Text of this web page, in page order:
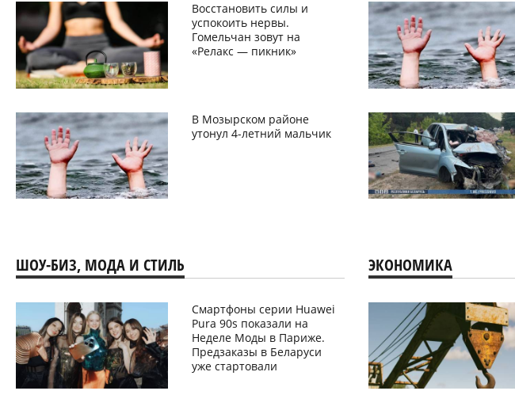
Восстановить силы и
успокоить нервы.
Гомельчан зовут на
«Релакс — пикник»
В Мозырском районе
утонул 4-летний мальчик
ШОУ-БИЗ, МОДА И СТИЛЬ
Смартфоны серии Huawei
Pura 90s показали на
Неделе Моды в Париже.
Предзаказы в Беларуси
уже стартовали
ЭКОНОМИКА